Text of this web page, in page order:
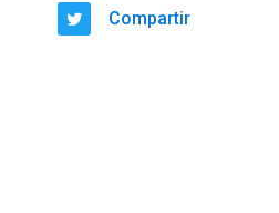
Compartir